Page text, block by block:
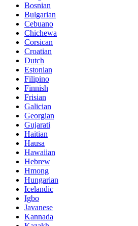
Bosnian
Bulgarian
Cebuano
Chichewa
Corsican
Croatian
Dutch
Estonian
Filipino
Finnish
Frisian
Galician
Georgian
Gujarati
Haitian
Hausa
Hawaiian
Hebrew
Hmong
Hungarian
Icelandic
Igbo
Javanese
Kannada